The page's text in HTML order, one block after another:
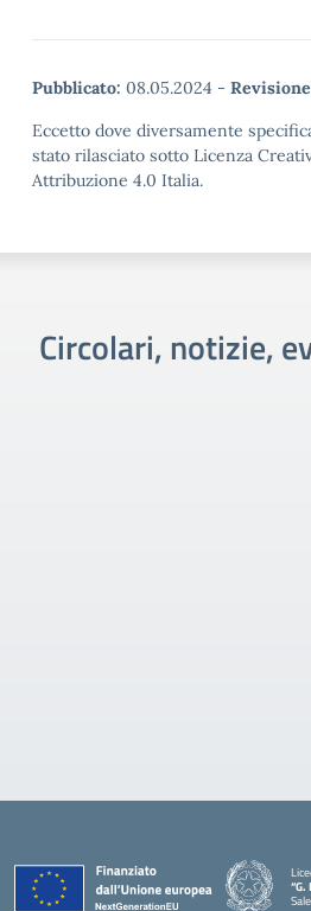
Pubblicato: 08.05.2024 -
Eccetto dove diversamente
stato rilasciato sotto Licenza
Attribuzione 4.0 Italia.
Circolari, notizie,
“G.